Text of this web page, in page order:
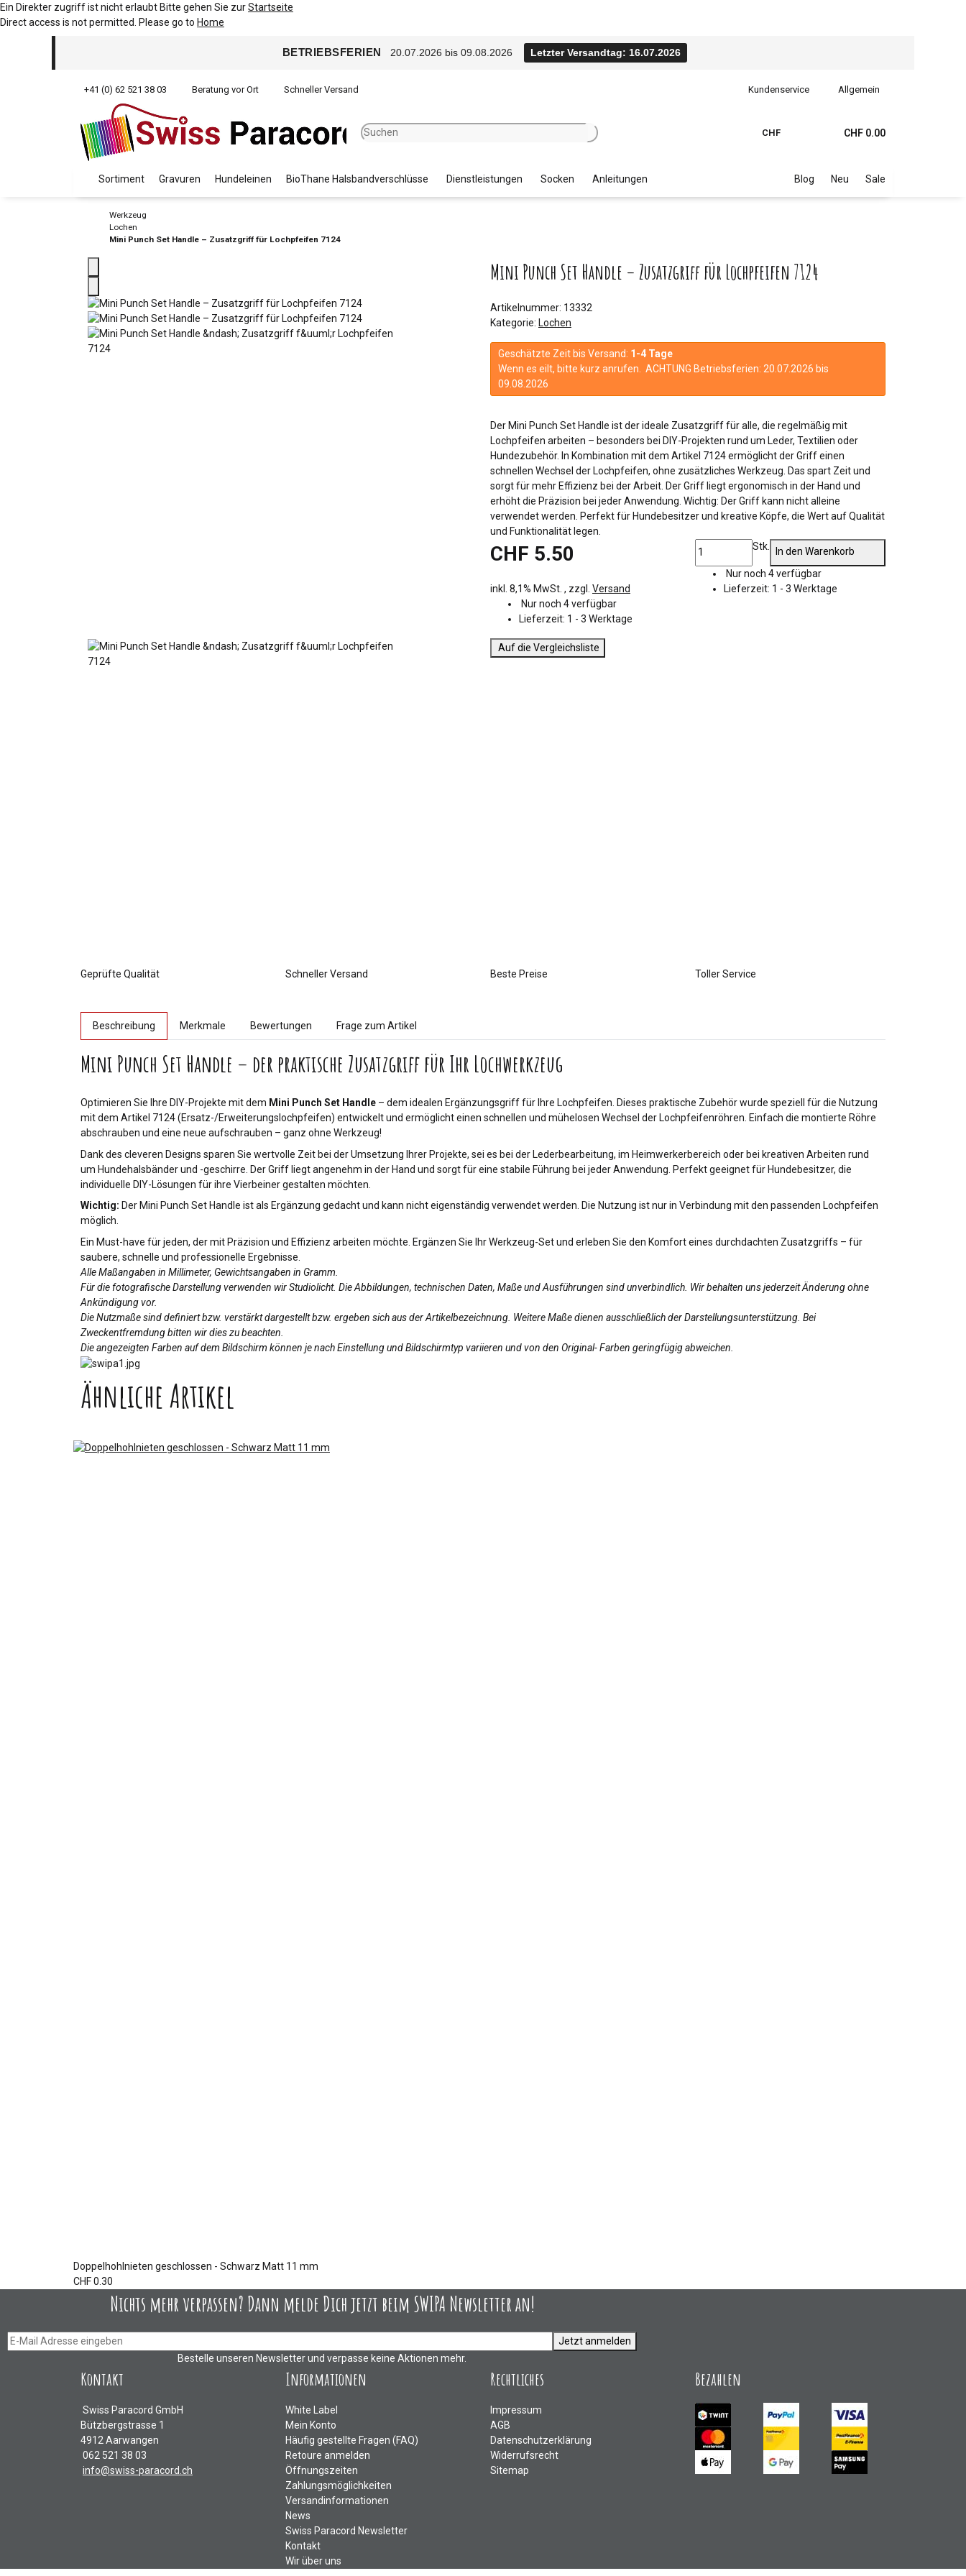
Ein Direkter zugriff ist nicht erlaubt Bitte gehen Sie zurStartseite
Direct access is not permitted. Please go to Home
BETRIEBSFERIEN 20.07.2026 bis 09.08.2026 Letzter Versandtag: 16.07.2026
+41 (0) 62 521 38 03 Beratung vor Ort Schneller Versand Kundenservice Allgemein
CHF CHF 0.00
Sortiment Gravuren Hundeleinen BioThane Halsbandverschlüsse Dienstleistungen Socken Anleitungen Blog Neu Sale
Werkzeug
Lochen
Mini Punch Set Handle – Zusatzgriff für Lochpfeifen 7124
Mini Punch Set Handle – Zusatzgriff für Lochpfeifen 7124
Artikelnummer: 13332
Kategorie: Lochen
Geschätzte Zeit bis Versand: 1-4 Tage
Wenn es eilt, bitte kurz anrufen. ACHTUNG Betriebsferien: 20.07.2026 bis
09.08.2026
Der Mini Punch Set Handle ist der ideale Zusatzgriff für alle, die regelmäßig mit
Lochpfeifen arbeiten – besonders bei DIY-Projekten rund um Leder, Textilien oder
Hundezubehör. In Kombination mit dem Artikel 7124 ermöglicht der Griff einen
schnellen Wechsel der Lochpfeifen, ohne zusätzliches Werkzeug. Das spart Zeit und
sorgt für mehr Effizienz bei der Arbeit. Der Griff liegt ergonomisch in der Hand und
erhöht die Präzision bei jeder Anwendung. Wichtig: Der Griff kann nicht alleine
verwendet werden. Perfekt für Hundebesitzer und kreative Köpfe, die Wert auf Qualität
und Funktionalität legen.
CHF 5.50
inkl. 8,1% MwSt. , zzgl. Versand
Nur noch 4 verfügbar
Lieferzeit: 1 - 3 Werktage
Stk.
In den Warenkorb
Nur noch 4 verfügbar
Lieferzeit: 1 - 3 Werktage
Auf die Vergleichsliste
Geprüfte Qualität Schneller Versand Beste Preise Toller Service
Beschreibung Merkmale Bewertungen Frage zum Artikel
Mini Punch Set Handle – der praktische Zusatzgriff für Ihr Lochwerkzeug
Optimieren Sie Ihre DIY-Projekte mit dem Mini Punch Set Handle – dem idealen Ergänzungsgriff für Ihre Lochpfeifen. Dieses praktische Zubehör wurde speziell für die Nutzung
mit dem Artikel 7124 (Ersatz-/Erweiterungslochpfeifen) entwickelt und ermöglicht einen schnellen und mühelosen Wechsel der Lochpfeifenröhren. Einfach die montierte Röhre
abschrauben und eine neue aufschrauben – ganz ohne Werkzeug!
Dank des cleveren Designs sparen Sie wertvolle Zeit bei der Umsetzung Ihrer Projekte, sei es bei der Lederbearbeitung, im Heimwerkerbereich oder bei kreativen Arbeiten rund
um Hundehalsbänder und -geschirre. Der Griff liegt angenehm in der Hand und sorgt für eine stabile Führung bei jeder Anwendung. Perfekt geeignet für Hundebesitzer, die
individuelle DIY-Lösungen für ihre Vierbeiner gestalten möchten.
Wichtig: Der Mini Punch Set Handle ist als Ergänzung gedacht und kann nicht eigenständig verwendet werden. Die Nutzung ist nur in Verbindung mit den passenden Lochpfeifen
möglich.
Ein Must-have für jeden, der mit Präzision und Effizienz arbeiten möchte. Ergänzen Sie Ihr Werkzeug-Set und erleben Sie den Komfort eines durchdachten Zusatzgriffs – für
saubere, schnelle und professionelle Ergebnisse.
Alle Maßangaben in Millimeter, Gewichtsangaben in Gramm.
Für die fotografische Darstellung verwenden wir Studiolicht. Die Abbildungen, technischen Daten, Maße und Ausführungen sind unverbindlich. Wir behalten uns jederzeit Änderung ohne
Ankündigung vor.
Die Nutzmaße sind definiert bzw. verstärkt dargestellt bzw. ergeben sich aus der Artikelbezeichnung. Weitere Maße dienen ausschließlich der Darstellungsunterstützung. Bei
Zweckentfremdung bitten wir dies zu beachten.
Die angezeigten Farben auf dem Bildschirm können je nach Einstellung und Bildschirmtyp variieren und von den Original- Farben geringfügig abweichen.
Ähnliche Artikel
Doppelhohlnieten geschlossen - Schwarz Matt 11 mm
CHF 0.30
Nichts mehr verpassen? Dann melde Dich jetzt beim SWIPA Newsletter an!
Jetzt anmelden
Bestelle unseren Newsletter und verpasse keine Aktionen mehr.
Kontakt
Swiss Paracord GmbH
Bützbergstrasse 1
4912 Aarwangen
062 521 38 03
info@swiss-paracord.ch
Informationen
White Label
Mein Konto
Häufig gestellte Fragen (FAQ)
Retoure anmelden
Öffnungszeiten
Zahlungsmöglichkeiten
Versandinformationen
News
Swiss Paracord Newsletter
Kontakt
Wir über uns
Rechtliches
Impressum
AGB
Datenschutzerklärung
Widerrufsrecht
Sitemap
Bezahlen